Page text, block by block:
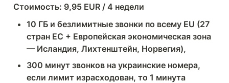
Стоимость: 9,95 EUR / 4 недели
10 ГБ и безлимитные звонки по всему EU (27
стран ЕС + Европейская экономическая зона
— Исландия, Лихтенштейн, Норвегия),
300 минут звонков на украинские номера,
если лимит израсходован, то 1 минута